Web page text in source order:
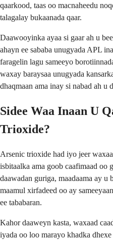
qaarkood, taas oo macnaheedu
talagalay bukaanada qaar.
Daawooyinka ayaa si gaar ah u
ahayn ee sababa unugyada APL
faragelin lagu sameeyo
waxay baraysaa unugyada
dhaqmaan ama inay si nabad ah u
Sidee Waa Inaan U
Trioxide?
Arsenic trioxide had iyo jeer
isbitaalka ama goob caafimaad oo
daawadan guriga, maadaama ay u
maamul xirfadeed oo ay
ee tababaran.
Kahor daaweyn kasta, waxaad
iyada oo loo marayo khadka